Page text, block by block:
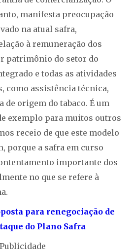
manifesta preocupação
na atual safra,
à remuneração dos
patrimônio do setor do
e todas as atividades
como assistência técnica,
de origem do tabaco. É um
exemplo para muitos outros
receio de que este modelo
porque a safra em curso
importante dos
no que se refere à
para renegociação de
do Plano Safra
Publicidade